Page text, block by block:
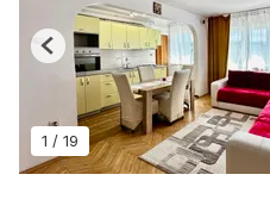
1 / 19
Previous